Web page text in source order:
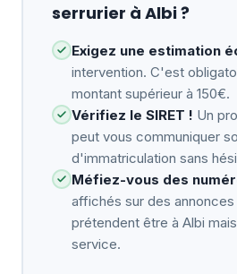
serrurier à Albi ?
Exigez une estimation
intervention. C'est
montant supérieur à 150€.
Vérifiez le SIRET ! Un
peut vous communiquer
d'immatriculation sans
Méfiez-vous des
affichés sur des annonces
prétendent être à Albi
service.